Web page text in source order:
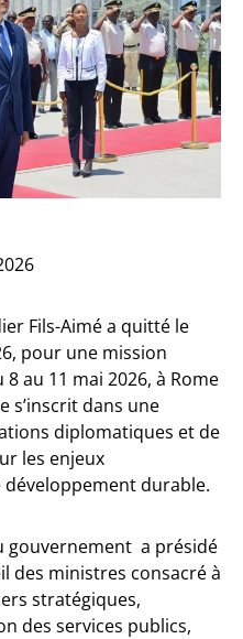
Fils-Aimé a quitté le
pour une mission
au 11 mai 2026, à Rome
s’inscrit dans une
diplomatiques et de
les enjeux
durable.
gouvernement a présidé
des ministres consacré à
stratégiques,
des services publics,